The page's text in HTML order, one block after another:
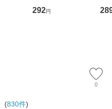
ード
便送
その正しい理解と
克服法 (SB新書 57
292円
のが
0
(830件)